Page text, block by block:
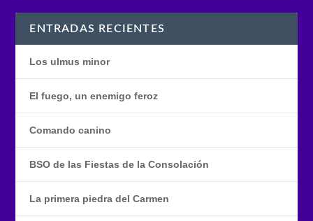
ENTRADAS RECIENTES
Los ulmus minor
El fuego, un enemigo feroz
Comando canino
BSO de las Fiestas de la Consolación
La primera piedra del Carmen